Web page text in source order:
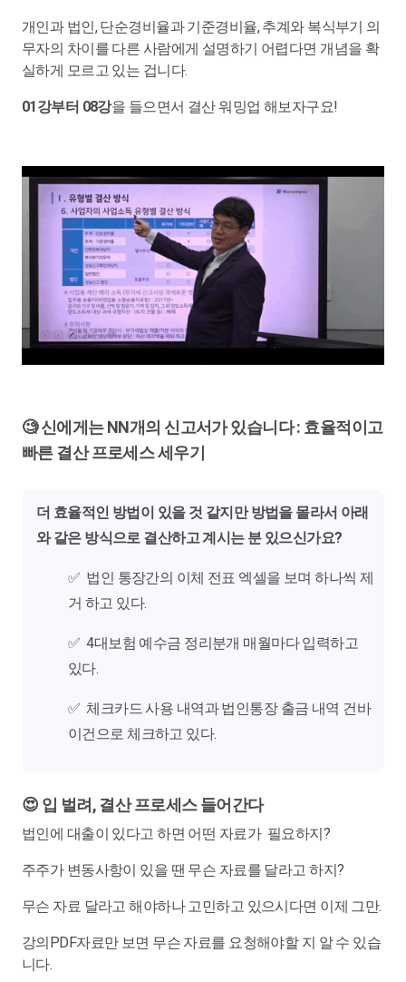
개인과 법인, 단순경비율과 기준경비율, 추계와 복식부기 의
무자의 차이를 다른 사람에게 설명하기 어렵다면 개념을 확
실하게 모르고 있는 겁니다.
01강부터 08강을 들으면서 결산 워밍업 해보자구요!
🧐 신에게는 NN개의 신고서가 있습니다 : 효율적이고
빠른 결산 프로세스 세우기
더 효율적인 방법이 있을 것 같지만 방법을 몰라서 아래
와 같은 방식으로 결산하고 계시는 분 있으신가요?
✅ 법인 통장간의 이체 전표 엑셀을 보며 하나씩 제
거 하고 있다.
✅ 4대보험 예수금 정리분개 매월마다 입력하고
있다.
✅ 체크카드 사용 내역과 법인통장 출금 내역 건바
이건으로 체크하고 있다.
😍 입 벌려, 결산 프로세스 들어간다
법인에 대출이 있다고 하면 어떤 자료가 필요하지?
주주가 변동사항이 있을 땐 무슨 자료를 달라고 하지?
무슨 자료 달라고 해야하나 고민하고 있으시다면 이제 그만.
강의PDF자료만 보면 무슨 자료를 요청해야할 지 알 수 있습
니다.